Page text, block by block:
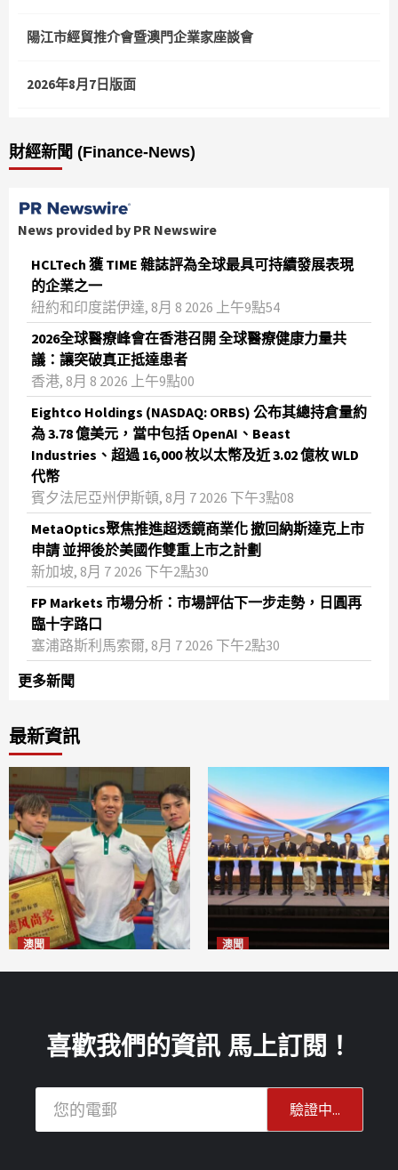
陽江市經貿推介會暨澳門企業家座談會
2026年8月7日版面
財經新聞 (Finance-News)
News provided by PR Newswire
HCLTech 獲 TIME 雜誌評為全球最具可持續發展表現
的企業之一
紐約和印度諾伊達, 8月 8 2026 上午9點54
2026全球醫療峰會在香港召開 全球醫療健康力量共
議：讓突破真正抵達患者
香港, 8月 8 2026 上午9點00
Eightco Holdings (NASDAQ: ORBS) 公布其總持倉量約
為 3.78 億美元，當中包括 OpenAI、Beast
Industries、超過 16,000 枚以太幣及近 3.02 億枚 WLD
代幣
賓夕法尼亞州伊斯頓, 8月 7 2026 下午3點08
MetaOptics聚焦推進超透鏡商業化 撤回納斯達克上市
申請 並押後於美國作雙重上市之計劃
新加坡, 8月 7 2026 下午2點30
FP Markets 市場分析：市場評估下一步走勢，日圓再
臨十字路口
塞浦路斯利馬索爾, 8月 7 2026 下午2點30
更多新聞
最新資訊
澳聞 澳聞
喜歡我們的資訊 馬上訂閱！